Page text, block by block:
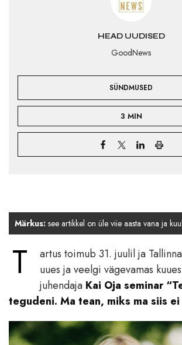
HEAD UUDISED
GoodNews
SÜNDMUSED
3 MIN
Märkus: see artikkel on üle viie aasta vana ja
T
artus toimub 31. juulil ja
uues ja veelgi vägevamas
juhendaja Kai Oja seminar
tegudeni. Ma tean, miks ma siis